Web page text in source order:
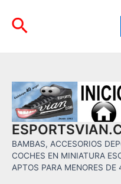
contenido
Buscar
BAMBAS, ACCESORIOS
COCHES EN MINIATURA
APTOS PARA MENORES DE